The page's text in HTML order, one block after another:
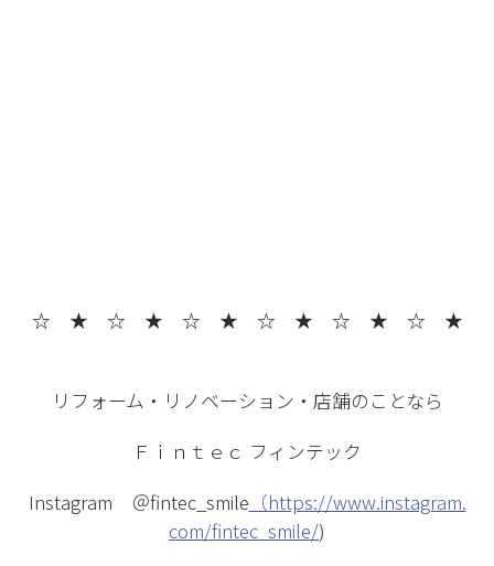
☆ ★ ☆ ★ ☆ ★ ☆ ★ ☆ ★ ☆ ★
リフォーム・リノベーション・店舗のことなら
Ｆｉｎｔｅｃ フィンテック
Instagram ＠fintec_smile （https://www.instagram.
com/fintec_smile/)